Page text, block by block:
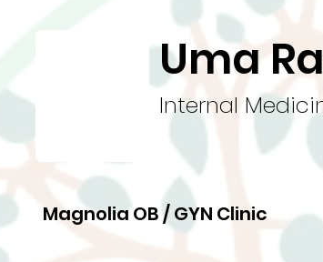
Uma
Internal
Magnolia OB / GYN Clinic